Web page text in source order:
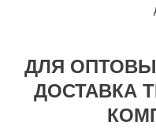
ДЛЯ
ДОСТАВКА